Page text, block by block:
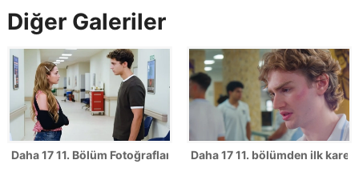
Diğer Galeriler
Daha 17 11. Bölüm Fotoğrafları Daha 17 11. bölümden ilk